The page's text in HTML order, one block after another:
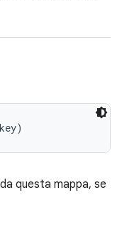
questa mappa, se